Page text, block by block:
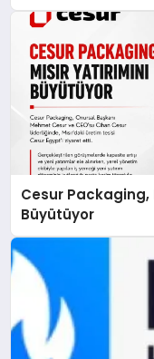
Cesur Packaging,
Büyütüyor